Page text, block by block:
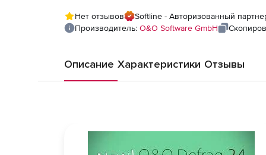
Нет отзывов
Softline - Авторизованный
Производитель: O&O Software GmbH
Описание Характеристики Отзывы